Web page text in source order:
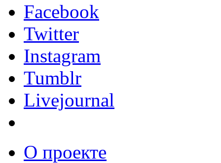
Facebook
Twitter
Instagram
Tumblr
Livejournal
О проекте